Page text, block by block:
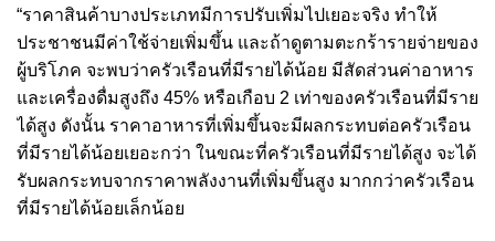
“ราคาสินค้าบางประเภทมีการปรับเพิ่มไปเยอะจริง ทำให้
ประชาชนมีค่าใช้จ่ายเพิ่มขึ้น และถ้าดูตามตะกร้ารายจ่ายของ
ผู้บริโภค จะพบว่าครัวเรือนที่มีรายได้น้อย มีสัดส่วนค่าอาหาร
และเครื่องดื่มสูงถึง 45% หรือเกือบ 2 เท่าของครัวเรือนที่มีราย
ได้สูง ดังนั้น ราคาอาหารที่เพิ่มขึ้นจะมีผลกระทบต่อครัวเรือน
ที่มีรายได้น้อยเยอะกว่า ในขณะที่ครัวเรือนที่มีรายได้สูง จะได้
รับผลกระทบจากราคาพลังงานที่เพิ่มขึ้นสูง มากกว่าครัวเรือน
ที่มีรายได้น้อยเล็กน้อย